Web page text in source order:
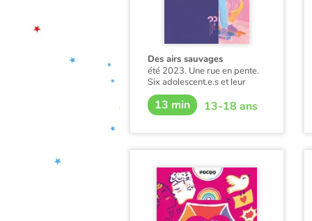
Des airs sauvages
été 2023. Une rue en pente.
Six adolescent.e.s et leur
passion du skate, un
spectacle simple de la vie,
souriante et désinvolte.
13 min 13-18 ans